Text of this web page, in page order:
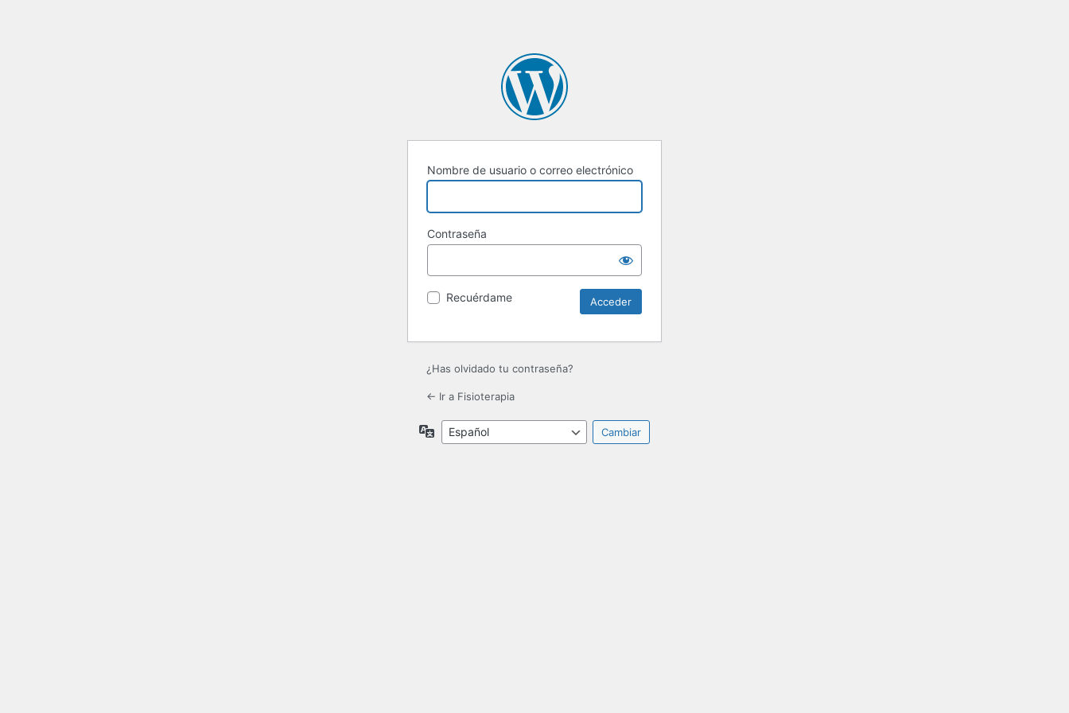
Nombre de usuario o correo electrónico
Contraseña
Recuérdame
¿Has olvidado tu contraseña?
← Ir a Fisioterapia
Idioma